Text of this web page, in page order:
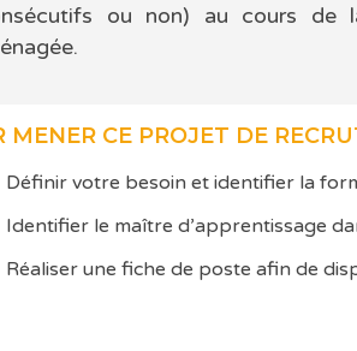
ou non) au cours de
MENER CE PROJET DE
Définir votre besoin et identifier la
Identifier le maître d’apprentissage
Réaliser une fiche de poste afin de